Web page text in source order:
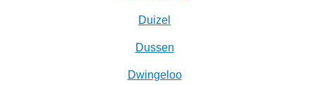
Duizel
Dussen
Dwingeloo